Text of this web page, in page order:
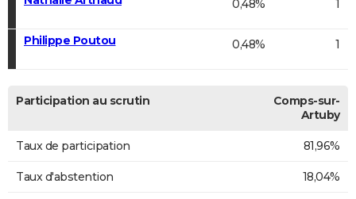
0,48% 1
Philippe Poutou 0,48% 1
Participation au scrutin
Comps-sur-
Artuby
Taux de participation 81,96%
Taux d'abstention 18,04%